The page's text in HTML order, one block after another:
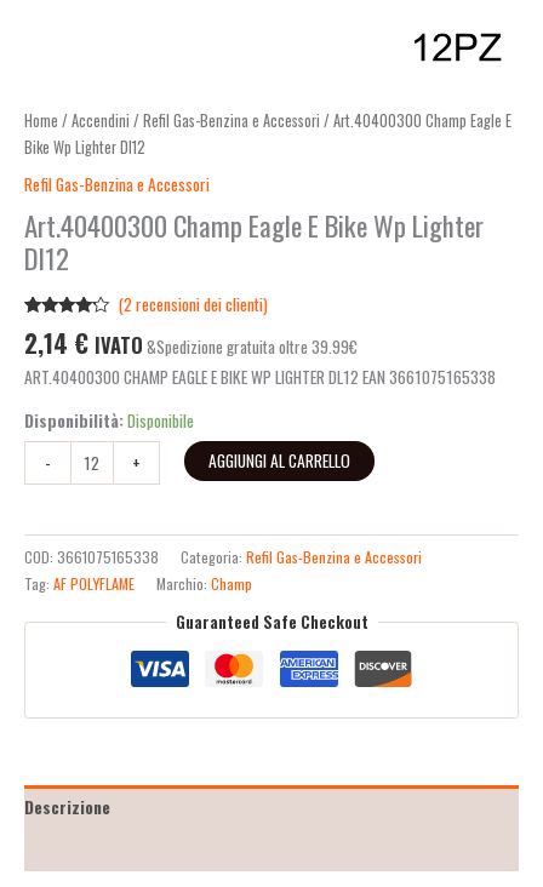
Home / Accendini / Refil Gas-Benzina e Accessori / Art.40400300 Champ Eagle E
Bike Wp Lighter Dl12
Refil Gas-Benzina e Accessori
Art.40400300 Champ Eagle E Bike Wp Lighter
Dl12
4.00 su
5 su
base di
(2 recensioni dei clienti)
2,14 € IVATO &Spedizione gratuita oltre 39.99€
ART.40400300 CHAMP EAGLE E BIKE WP LIGHTER DL12 EAN 3661075165338
Disponibilità:Disponibile
-
+ AGGIUNGI AL CARRELLO
COD: 3661075165338 Categoria: Refil Gas-Benzina e Accessori
Tag: AF POLYFLAME Marchio: Champ
Guaranteed Safe Checkout
Descrizione